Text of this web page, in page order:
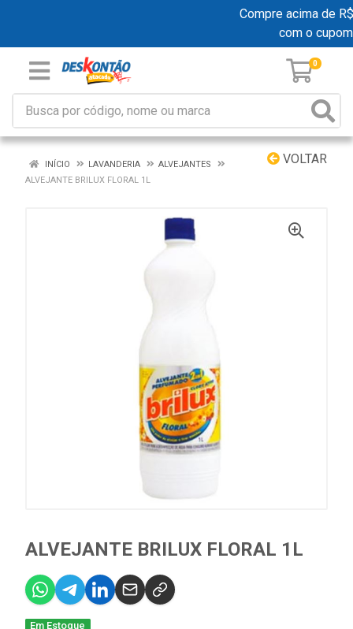
Compre acima de
com o cupom
0
VOLTAR
INÍCIO LAVANDERIA
ALVEJANTES
ALVEJANTE BRILUX FLORAL 1L
ALVEJANTE BRILUX FLORAL 1L
Em Estoque